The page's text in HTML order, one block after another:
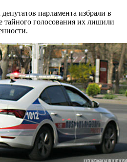
парламента избрали в
голосования их лишили